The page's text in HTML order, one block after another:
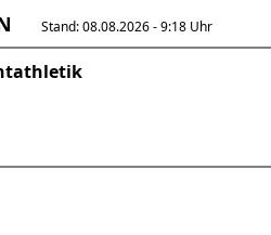
Stand: 08.08.2026 - 9:18 Uhr